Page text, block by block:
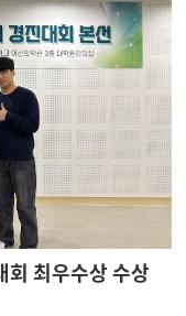
회 최우수상 수상